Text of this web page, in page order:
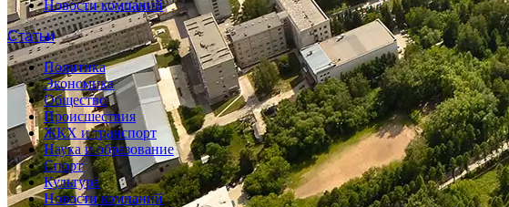
Новости компаний
Статьи
Политика
Экономика
Общество
Происшествия
ЖКХ и транспорт
Наука и образование
Спорт
Культура
Новости компаний